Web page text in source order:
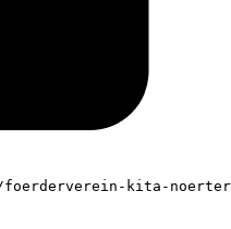
kita-